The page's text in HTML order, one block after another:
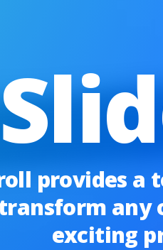
provides a
any
exciting